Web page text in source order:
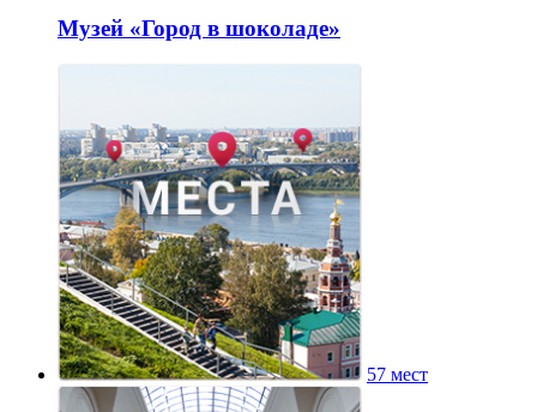
Музей «Город в шоколаде»
57 мест